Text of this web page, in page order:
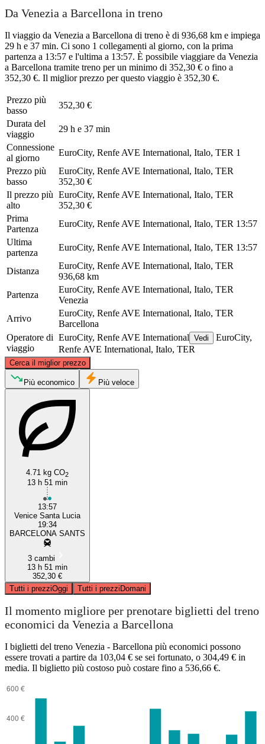
Da Venezia a Barcellona in treno
Il viaggio da Venezia a Barcellona di treno è di 936,68 km e impiega
29 h e 37 min. Ci sono 1 collegamenti al giorno, con la prima
partenza a 13:57 e l'ultima a 13:57. È possibile viaggiare da Venezia
a Barcellona tramite treno per un minimo di 352,30 € o fino a
352,30 €. Il miglior prezzo per questo viaggio è 352,30 €.
Prezzo più
basso
352,30 €
Durata del
viaggio
29 h e 37 min
Connessione
al giorno
EuroCity, Renfe AVE International, Italo, TER 1
Prezzo più
basso
EuroCity, Renfe AVE International, Italo, TER
352,30 €
Il prezzo più
alto
EuroCity, Renfe AVE International, Italo, TER
352,30 €
Prima
Partenza
EuroCity, Renfe AVE International, Italo, TER 13:57
Ultima
partenza
EuroCity, Renfe AVE International, Italo, TER 13:57
Distanza
EuroCity, Renfe AVE International, Italo, TER
936,68 km
Partenza
EuroCity, Renfe AVE International, Italo, TER
Venezia
Arrivo
EuroCity, Renfe AVE International, Italo, TER
Barcellona
Operatore di
viaggio
EuroCity, Renfe AVE International Vedi
EuroCity,
Renfe AVE International, Italo, TER
Cerca il miglior prezzo
Barcelona
©CARTO, ©OpenStreetMap
Più economico Più veloce
4.71 kg CO2
13 h 51 min
13:57
Venice Santa Lucia
19:34
BARCELONA SANTS
3 cambi
13 h 51 min
352,30 €
Tutti i prezziOggi Tutti i prezziDomani
Il momento migliore per prenotare biglietti del treno
economici da Venezia a Barcellona
I biglietti del treno Venezia - Barcellona più economici possono
essere trovati a partire da 103,04 € se sei fortunato, o 304,49 € in
media. Il biglietto più costoso può costare fino a 536,66 €.